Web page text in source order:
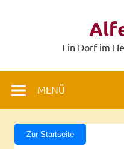
Ein Dorf im
MENÜ
Zur Startseite